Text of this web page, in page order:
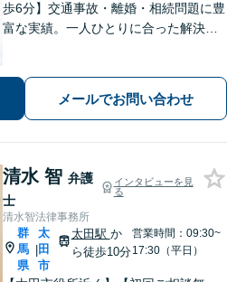
歩6分】交通事故・離婚・相続問題に豊
富な実績。一人ひとりに合った解決方
もご相談ください。
メールでお問い合わせ
清水 智 弁護
士
インタビューを見
る
清水智法律事務所
群
馬
県
|
太
田
市
太田駅 か
ら徒歩10分
営業時間：09:30~
17:30（平日）